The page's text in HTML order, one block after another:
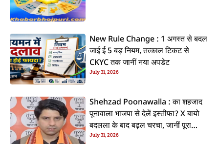
New Rule Change : 1 अगस्त से बदल
जाई ई 5 बड़ नियम, तत्काल टिकट से
CKYC तक जानीं नया अपडेट
July 31, 2026
Shehzad Poonawalla : का शहजाद
पूनावाला भाजपा से देलें इस्तीफा? X बायो
बदलला के बाद बढ़ल चरचा, जानीं पूरा
ममिला
July 31, 2026